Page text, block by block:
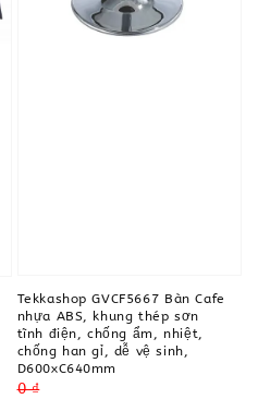
Tekkashop GVCF5667 Bàn Cafe
nhựa ABS, khung thép sơn
tĩnh điện, chống ẩm, nhiệt,
chống han gỉ, dễ vệ sinh,
D600xC640mm
Regular
0 ₫